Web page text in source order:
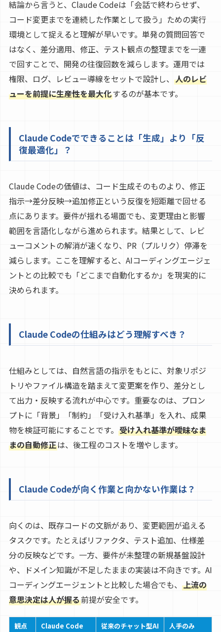
結論から言うと、Claude Codeは「会話で終わらせず、
コード変更までを連続した作業として扱う」ための実行
環境として捉えると理解が早いです。単発の質問回答で
はなく、差分適用、修正、テスト観点の整理までを一連
で回すことで、開発の往復回数を減らします。運用では
権限、ログ、レビュー導線をセットで設計し、 人のレビ
ューを前提に生産性を最大化するのが基本です。
Claude Codeでできることは「生成」より「反
復最適化」？
Claude Codeの価値は、コード生成そのものより、修正
指示→差分反映→追加修正という反復を短距離で回せる
点にあります。要件が揺れる場面でも、変更理由と影響
範囲を言語化しながら進められます。結果として、レビ
ューコメントの解消が速くなり、PR（プルリク）停滞を
減らします。ここを理解すると、AIコーディングエージェ
ントとの比較でも「どこまで自動化するか」を現実的に
決められます。
Claude Codeの仕組みはどう理解すべき？
仕組みとしては、自然言語の指示をもとに、対象リポジ
トリやファイル構造を踏まえて変更案を作り、差分とし
て出力・反映する流れが中心です。重要なのは、プロン
プトに「背景」「制約」「受け入れ基準」を入れ、成果
物を検証可能にすることです。 受け入れ基準が曖昧なま
まの自動修正は、後工程のコストを増やします。
Claude Codeが向く作業と向かない作業は？
向くのは、既存コードの文脈があり、変更範囲が追える
タスクです。たとえばリファクタ、テスト追加、仕様差
分の反映などです。一方、要件が未整理の新規基盤設計
や、ドメイン知識が不足したままの実装は不向きです。AI
コーディングエージェントと比較した場合でも、 上流の
意思決定は人が握る前提が安全です。
観点 Claude Code 従来のチャット型AI 人手のみ